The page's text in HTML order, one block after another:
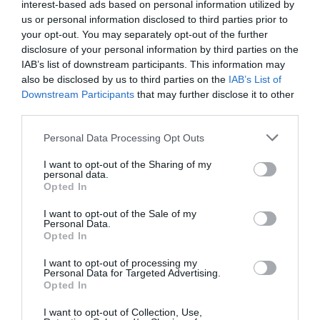
interest-based ads based on personal information utilized by
us or personal information disclosed to third parties prior to
your opt-out. You may separately opt-out of the further
disclosure of your personal information by third parties on the
IAB’s list of downstream participants. This information may
also be disclosed by us to third parties on the IAB’s List of
Downstream Participants that may further disclose it to other
Personal Data Processing Opt Outs
I want to opt-out of the Sharing of my
personal data.
Opted In
I want to opt-out of the Sale of my
Personal Data.
Opted In
I want to opt-out of processing my
Personal Data for Targeted Advertising.
Opted In
I want to opt-out of Collection, Use,
ΕΙΚΑΣΤΙΚΕΣ ΕΚΘΕΣΕΙΣ ΟΜΑΔΙΚΕΣ ΕΚΘΕΣΕΙΣ
Newsletter
Κάθε βδομάδα στο e-mail σας τα τελευταία νέα για
την Τέχνη και τον Πολιτισμό!
Ακολουθήστε το Culturenow.gr
Σχετικά Άρθρα